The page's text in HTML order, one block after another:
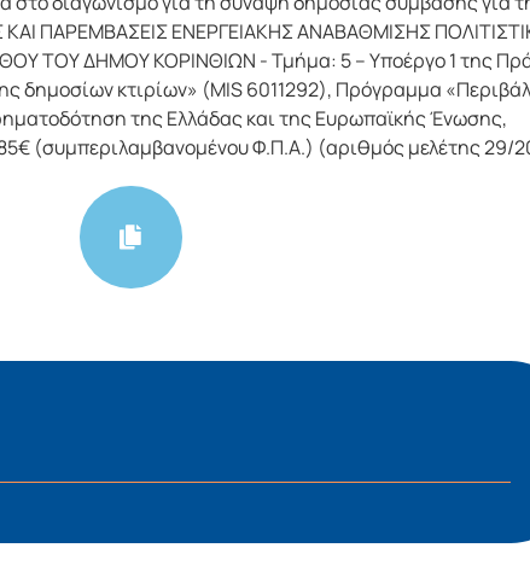
ΚΑΙ ΠΑΡΕΜΒΑΣΕΙΣ ΕΝΕΡΓΕΙΑΚΗΣ ΑΝΑΒΑΘΜΙΣΗΣ
ΤΟΥ ΔΗΜΟΥ ΚΟΡΙΝΘΙΩΝ - Τμήμα: 5 – Υποέργο 1 της
δημοσίων κτιρίων» (MIS 6011292), Πρόγραμμα
της Ελλάδας και της Ευρωπαϊκής Ένωσης,
(συμπεριλαμβανομένου Φ.Π.Α.) (αριθμός μελέτης 29/